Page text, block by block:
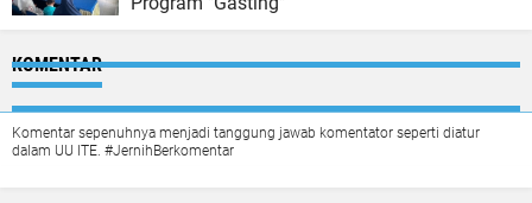
KOMENTAR
Komentar sepenuhnya menjadi tanggung jawab komentator seperti diatur
dalam UU ITE. #JernihBerkomentar